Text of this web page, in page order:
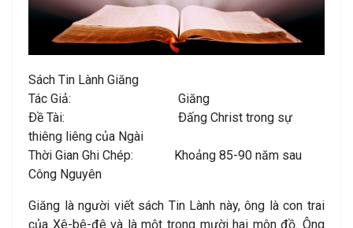
Sách Tin Lành Giăng
Tác Giả: Giăng
Ðề Tài: Ðấng Christ trong sự
thiêng liêng của Ngài
Thời Gian Ghi Chép: Khoảng 85-90 năm sau
Công Nguyên
Giăng là người viết sách Tin Lành này, ông là con trai
của Xê-bê-đê và là một trong mười hai môn đồ. Ông